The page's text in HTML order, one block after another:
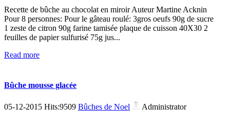
Recette de bûche au chocolat en miroir Auteur Martine Acknin
Pour 8 personnes: Pour le gâteau roulé: 3gros oeufs 90g de sucre
1 zeste de citron 90g farine tamisée plaque de cuisson 40X30 2
feuilles de papier sulfurisé 75g jus...
Read more
Bûche mousse glacée
05-12-2015 Hits:9509 Bûches de Noel Administrator